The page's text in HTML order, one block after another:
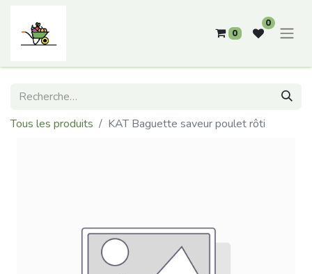
0
0
Tous les produits KAT Baguette saveur poulet rôti